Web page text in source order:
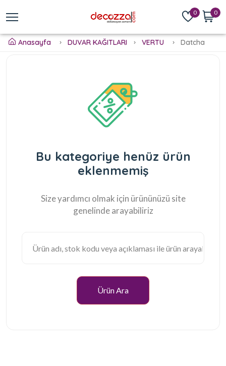
0 0
Anasayfa DUVAR KAĞITLARI VERTU Datcha
Bu kategoriye henüz ürün
eklenmemiş
Size yardımcı olmak için ürününüzü site
genelinde arayabiliriz
Ürün Ara